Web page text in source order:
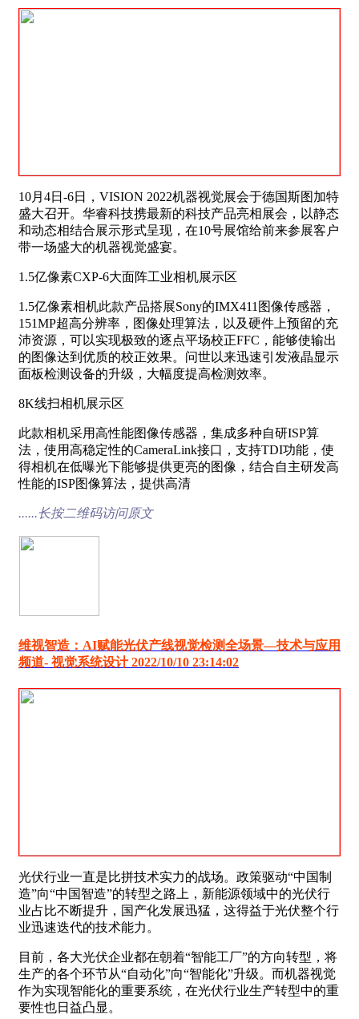
10月4日-6日，VISION 2022机器视觉展会于德国斯图加特
盛大召开。华睿科技携最新的科技产品亮相展会，以静态
和动态相结合展示形式呈现，在10号展馆给前来参展客户
带一场盛大的机器视觉盛宴。
1.5亿像素CXP-6大面阵工业相机展示区
1.5亿像素相机此款产品搭展Sony的IMX411图像传感器，
151MP超高分辨率，图像处理算法，以及硬件上预留的充
沛资源，可以实现极致的逐点平场校正FFC，能够使输出
的图像达到优质的校正效果。问世以来迅速引发液晶显示
面板检测设备的升级，大幅度提高检测效率。
8K线扫相机展示区
此款相机采用高性能图像传感器，集成多种自研ISP算
法，使用高稳定性的CameraLink接口，支持TDI功能，使
得相机在低曝光下能够提供更亮的图像，结合自主研发高
性能的ISP图像算法，提供高清
......长按二维码访问原文
维视智造：AI赋能光伏产线视觉检测全场景―技术与应用
频道- 视觉系统设计 2022/10/10 23:14:02
光伏行业一直是比拼技术实力的战场。政策驱动“中国制
造”向“中国智造”的转型之路上，新能源领域中的光伏行
业占比不断提升，国产化发展迅猛，这得益于光伏整个行
业迅速迭代的技术能力。
目前，各大光伏企业都在朝着“智能工厂”的方向转型，将
生产的各个环节从“自动化”向“智能化”升级。而机器视觉
作为实现智能化的重要系统，在光伏行业生产转型中的重
要性也日益凸显。